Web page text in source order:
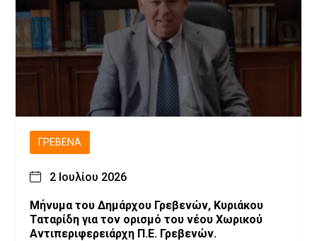
ΓΡΕΒΕΝΆ
2 Ιουλίου 2026
Μήνυμα του Δημάρχου Γρεβενών, Κυριάκου
Ταταρίδη για τον ορισμό του νέου Χωρικού
Αντιπεριφερειάρχη Π.Ε. Γρεβενών.